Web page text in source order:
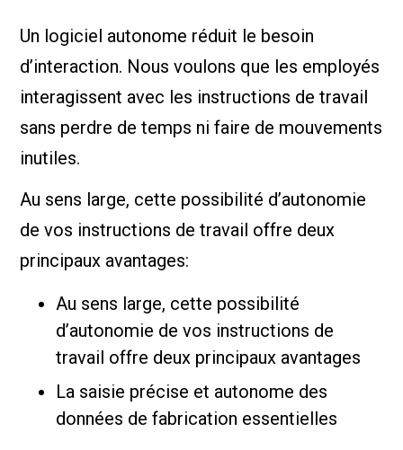
Un logiciel autonome réduit le besoin
d’interaction. Nous voulons que les employés
interagissent avec les instructions de travail
sans perdre de temps ni faire de mouvements
inutiles.
Au sens large, cette possibilité d’autonomie
de vos instructions de travail offre deux
principaux avantages:
Au sens large, cette possibilité
d’autonomie de vos instructions de
travail offre deux principaux avantages
La saisie précise et autonome des
données de fabrication essentielles